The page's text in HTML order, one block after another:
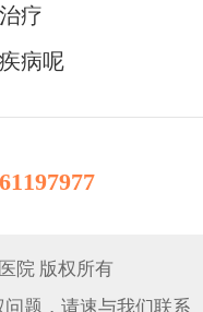
疗
病呢
院 版权所有
题，请速与我们联系